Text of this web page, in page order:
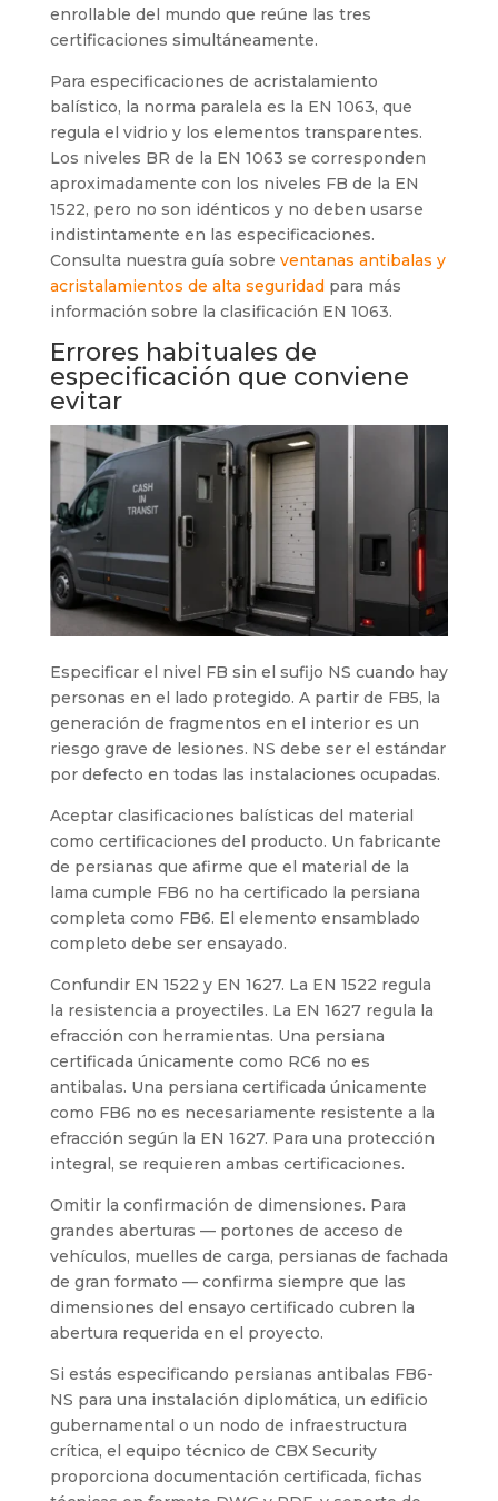
enrollable del mundo que reúne las tres
certificaciones simultáneamente.
Para especificaciones de acristalamiento
balístico, la norma paralela es la EN 1063, que
regula el vidrio y los elementos transparentes.
Los niveles BR de la EN 1063 se corresponden
aproximadamente con los niveles FB de la EN
1522, pero no son idénticos y no deben usarse
indistintamente en las especificaciones.
Consulta nuestra guía sobre ventanas antibalas y
acristalamientos de alta seguridadpara más
información sobre la clasificación EN 1063.
Errores habituales de
especificación que conviene
evitar
Especificar el nivel FB sin el sufijo NS cuando hay
personas en el lado protegido. A partir de FB5, la
generación de fragmentos en el interior es un
riesgo grave de lesiones. NS debe ser el estándar
por defecto en todas las instalaciones ocupadas.
Aceptar clasificaciones balísticas del material
como certificaciones del producto. Un fabricante
de persianas que afirme que el material de la
lama cumple FB6 no ha certificado la persiana
completa como FB6. El elemento ensamblado
completo debe ser ensayado.
Confundir EN 1522 y EN 1627. La EN 1522 regula
la resistencia a proyectiles. La EN 1627 regula la
efracción con herramientas. Una persiana
certificada únicamente como RC6 no es
antibalas. Una persiana certificada únicamente
como FB6 no es necesariamente resistente a la
efracción según la EN 1627. Para una protección
integral, se requieren ambas certificaciones.
Omitir la confirmación de dimensiones. Para
grandes aberturas — portones de acceso de
vehículos, muelles de carga, persianas de fachada
de gran formato — confirma siempre que las
dimensiones del ensayo certificado cubren la
abertura requerida en el proyecto.
Si estás especificando persianas antibalas FB6-
NS para una instalación diplomática, un edificio
gubernamental o un nodo de infraestructura
crítica, el equipo técnico de CBX Security
proporciona documentación certificada, fichas